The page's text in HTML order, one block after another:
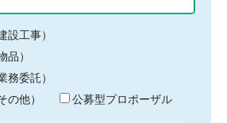
設工事）
品）
務委託）
の他）
公募型プロポーザル